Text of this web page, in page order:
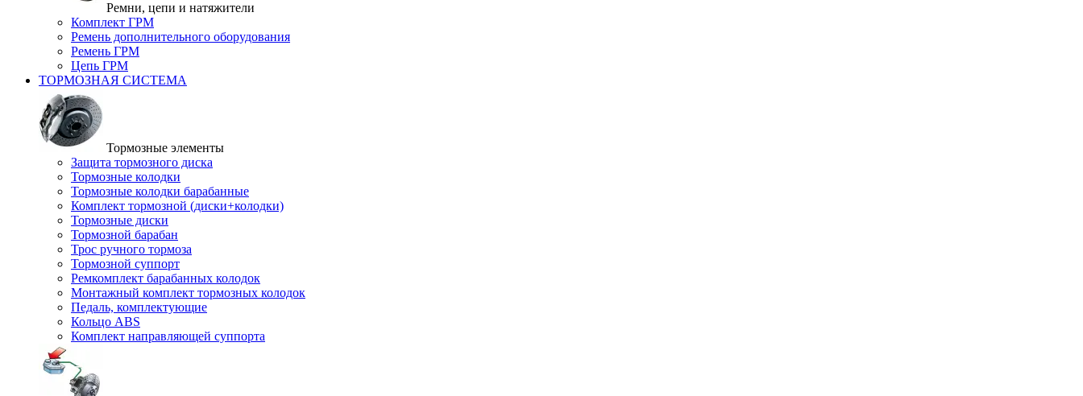
Ремни, цепи и натяжители
Комплект ГРМ
Ремень дополнительного оборудования
Ремень ГРМ
Цепь ГРМ
ТОРМОЗНАЯ СИСТЕМА
Тормозные элементы
Защита тормозного диска
Тормозные колодки
Тормозные колодки барабанные
Комплект тормозной (диски+колодки)
Тормозные диски
Тормозной барабан
Трос ручного тормоза
Тормозной суппорт
Ремкомплект барабанных колодок
Монтажный комплект тормозных колодок
Педаль, комплектующие
Кольцо ABS
Комплект направляющей суппорта